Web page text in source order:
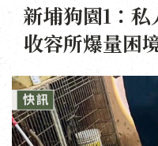
新埔狗園1：
收容所爆量困